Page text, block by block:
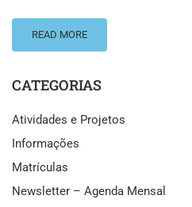
READ MORE
CATEGORIAS
Atividades e Projetos
Informações
Matrículas
Newsletter – Agenda Mensal